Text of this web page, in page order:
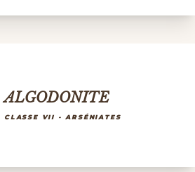
ALGODONITE
CLASSE VII - ARSÉNIATES